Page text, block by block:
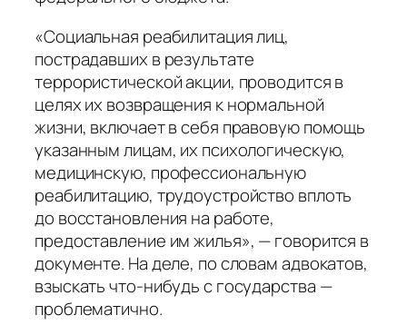
«Социальная реабилитация лиц,
пострадавших в результате
террористической акции, проводится в
целях их возвращения к нормальной
жизни, включает в себя правовую помощь
указанным лицам, их психологическую,
медицинскую, профессиональную
реабилитацию, трудоустройство вплоть
до восстановления на работе,
предоставление им жилья», — говорится в
документе. На деле, по словам адвокатов,
взыскать что-нибудь с государства —
проблематично.